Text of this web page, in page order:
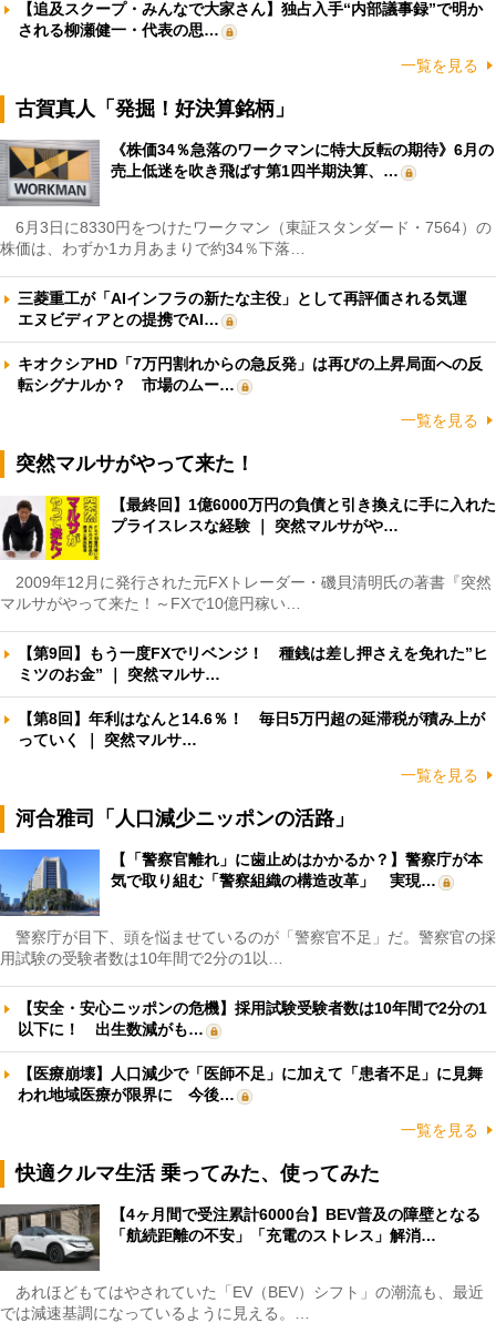
【追及スクープ・みんなで大家さん】独占入手“内部議事録”で明か
される柳瀬健一・代表の思…
一覧を見る
古賀真人「発掘！好決算銘柄」
《株価34％急落のワークマンに特大反転の期待》6月の
売上低迷を吹き飛ばす第1四半期決算、…
6月3日に8330円をつけたワークマン（東証スタンダード・7564）の
株価は、わずか1カ月あまりで約34％下落…
三菱重工が「AIインフラの新たな主役」として再評価される気運
エヌビディアとの提携でAI…
キオクシアHD「7万円割れからの急反発」は再びの上昇局面への反
転シグナルか？ 市場のムー…
一覧を見る
突然マルサがやって来た！
【最終回】1億6000万円の負債と引き換えに手に入れた
プライスレスな経験 ｜ 突然マルサがや…
2009年12月に発行された元FXトレーダー・磯貝清明氏の著書『突然
マルサがやって来た！～FXで10億円稼い…
【第9回】もう一度FXでリベンジ！ 種銭は差し押さえを免れた”ヒ
ミツのお金” ｜ 突然マルサ…
【第8回】年利はなんと14.6％！ 毎日5万円超の延滞税が積み上が
っていく ｜ 突然マルサ…
一覧を見る
河合雅司「人口減少ニッポンの活路」
【「警察官離れ」に歯止めはかかるか？】警察庁が本
気で取り組む「警察組織の構造改革」 実現…
警察庁が目下、頭を悩ませているのが「警察官不足」だ。警察官の採
用試験の受験者数は10年間で2分の1以…
【安全・安心ニッポンの危機】採用試験受験者数は10年間で2分の1
以下に！ 出生数減がも…
【医療崩壊】人口減少で「医師不足」に加えて「患者不足」に見舞
われ地域医療が限界に 今後…
一覧を見る
快適クルマ生活 乗ってみた、使ってみた
【4ヶ月間で受注累計6000台】BEV普及の障壁となる
「航続距離の不安」「充電のストレス」解消…
あれほどもてはやされていた「EV（BEV）シフト」の潮流も、最近
では減速基調になっているように見える。…